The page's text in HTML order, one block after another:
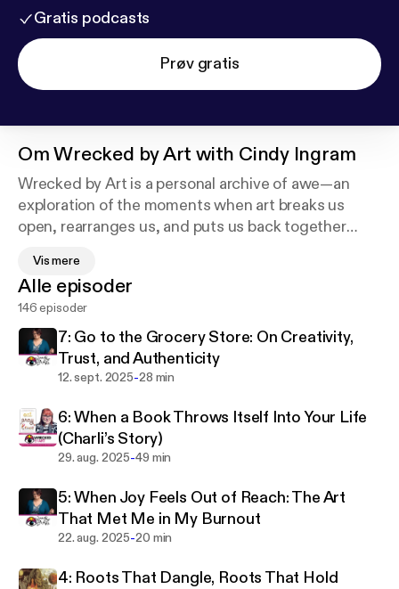
Gratis podcasts
Prøv gratis
OmWrecked by Art with Cindy Ingram
Wrecked by Art is a personal archive of awe—an
exploration of the moments when art breaks us
open, rearranges us, and puts us back together
Ingram, each episode dives into the works that have
left her breathless: paintings, songs, films, poems,
performances, and those unnameable flashes of
beauty and truth that make your chest ache in the
best way. Come for the stories, stay for the holy
gasp. cindyingram.substack.com
Vis mere
Alle episoder
146 episoder
7: Go to the Grocery Store: On Creativity,
Trust, and Authenticity
12. sept. 2025-28 min
6: When a Book Throws Itself Into Your Life
(Charli’s Story)
29. aug. 2025-49 min
5: When Joy Feels Out of Reach: The Art
That Met Me in My Burnout
22. aug. 2025-20 min
4: Roots That Dangle, Roots That Hold